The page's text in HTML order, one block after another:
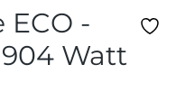
ECO -
Watt